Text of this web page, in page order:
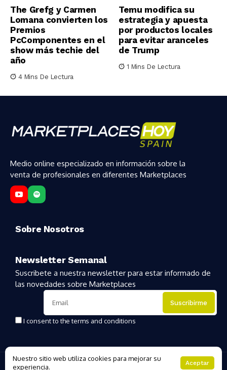
The Grefg y Carmen
Lomana convierten los
Premios
PcComponentes en el
show más techie del
año
4 Mins De Lectura
Temu modifica su
estrategia y apuesta
por productos locales
para evitar aranceles
de Trump
1 Mins De Lectura
Medio online especializado en información sobre la
venta de profesionales en diferentes Marketplaces
Sobre Nosotros
Newsletter Semanal
Suscribete a nuestra newsletter para estar informado de
las novedades sobre Marketplaces
I consent to the terms and conditions
Copyright 2025 | MarketplacesHoy
Nuestro sitio web utiliza cookies para mejorar su
experiencia.
Aceptar